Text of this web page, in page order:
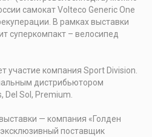
самокат Volteco Generic One
В рамках выставки
суперкомпакт – велосипед
участие компания Sport Division.
дистрибьютором
Del Sol, Premium.
— компания «Голден
поставщик